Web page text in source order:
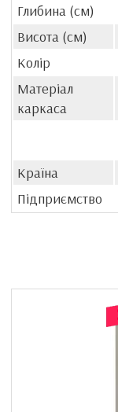
Глибина (см)
Висота (см)
Колір
Матеріал
каркаса
Країна
Підприємство